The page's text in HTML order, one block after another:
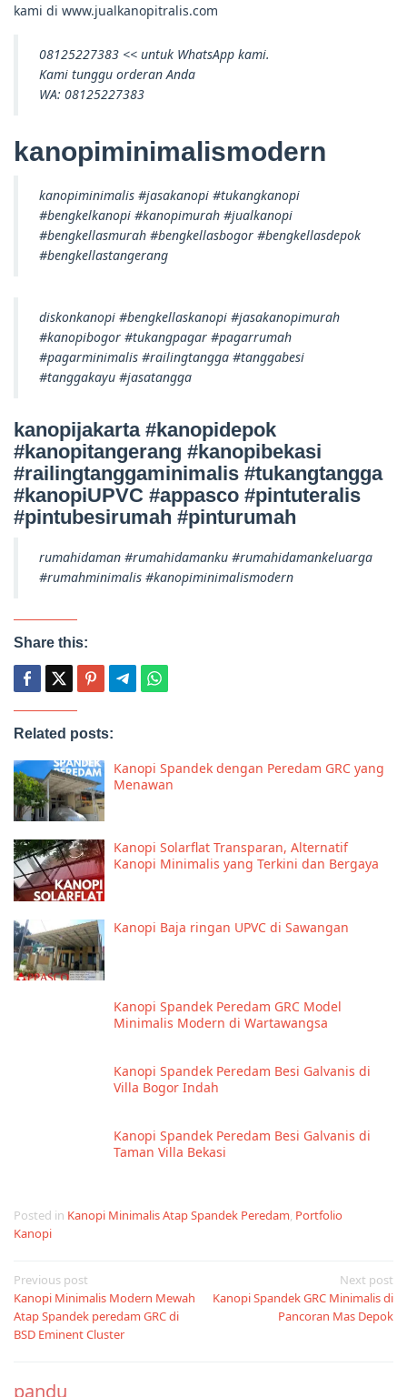
kami di www.jualkanopitralis.com
08125227383 << untuk WhatsApp kami.
Kami tunggu orderan Anda
WA: 08125227383
kanopiminimalismodern
kanopiminimalis #jasakanopi #tukangkanopi
#bengkelkanopi #kanopimurah #jualkanopi
#bengkellasmurah #bengkellasbogor #bengkellasdepok
#bengkellastangerang
diskonkanopi #bengkellaskanopi #jasakanopimurah
#kanopibogor #tukangpagar #pagarrumah
#pagarminimalis #railingtangga #tanggabesi
#tanggakayu #jasatangga
kanopijakarta #kanopidepok
#kanopitangerang #kanopibekasi
#railingtanggaminimalis #tukangtangga
#kanopiUPVC #appasco #pintuteralis
#pintubesirumah #pinturumah
rumahidaman #rumahidamanku #rumahidamankeluarga
#rumahminimalis #kanopiminimalismodern
Share this:
Related posts:
Kanopi Spandek dengan Peredam GRC yang
Menawan
Kanopi Solarflat Transparan, Alternatif
Kanopi Minimalis yang Terkini dan Bergaya
Kanopi Baja ringan UPVC di Sawangan
Kanopi Spandek Peredam GRC Model
Minimalis Modern di Wartawangsa
Kanopi Spandek Peredam Besi Galvanis di
Villa Bogor Indah
Kanopi Spandek Peredam Besi Galvanis di
Taman Villa Bekasi
Posted in Kanopi Minimalis Atap Spandek Peredam, Portfolio
Kanopi
Post
navigation
Previous post
Kanopi Minimalis Modern Mewah
Atap Spandek peredam GRC di
BSD Eminent Cluster
Next post
Kanopi Spandek GRC Minimalis di
Pancoran Mas Depok
pandu